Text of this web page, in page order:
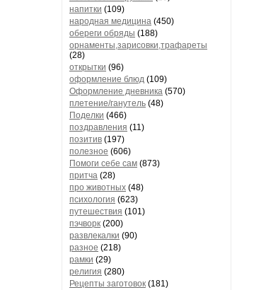
напитки (109)
народная медицина (450)
обереги обряды (188)
орнаменты,зарисовки,трафареты
(28)
открытки (96)
оформление блюд (109)
Оформление дневника (570)
плетение/ганутель (48)
Поделки (466)
поздравления (11)
позитив (197)
полезное (606)
Помоги себе сам (873)
притча (28)
про животных (48)
психология (623)
путешествия (101)
пэчворк (200)
развлекалки (90)
разное (218)
рамки (29)
религия (280)
Рецепты заготовок (181)